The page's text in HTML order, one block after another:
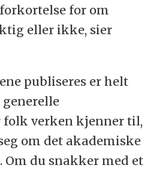
for om
eller ikke, sier
publiseres er helt
verken kjenner til,
om det akademiske
du snakker med et